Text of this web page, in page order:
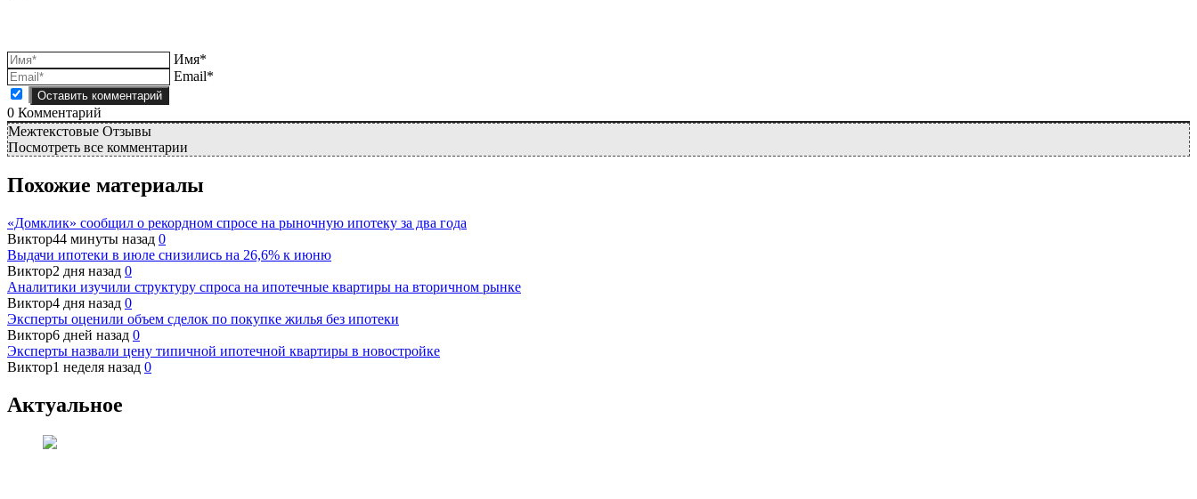
Имя*
Email*
0 Комментарий
Межтекстовые Отзывы
Посмотреть все комментарии
Похожие материалы
«Домклик» сообщил о рекордном спросе на рыночную ипотеку за два года
Виктор44 минуты назад 0
Выдачи ипотеки в июле снизились на 26,6% к июню
Виктор2 дня назад 0
Аналитики изучили структуру спроса на ипотечные квартиры на вторичном рынке
Виктор4 дня назад 0
Эксперты оценили объем сделок по покупке жилья без ипотеки
Виктор6 дней назад 0
Эксперты назвали цену типичной ипотечной квартиры в новостройке
Виктор1 неделя назад 0
Актуальное